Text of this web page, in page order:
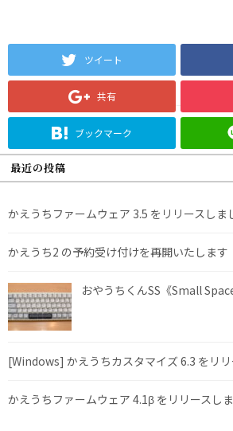
ツイート
共有
ブックマーク
最近の投稿
かえうちファームウェア 3.5 をリリースしま
かえうち2 の予約受け付けを再開いたします
おやうちくんSS《Small
[Windows] かえうちカスタマイズ 6.3 をリ
かえうちファームウェア 4.1β をリリースし